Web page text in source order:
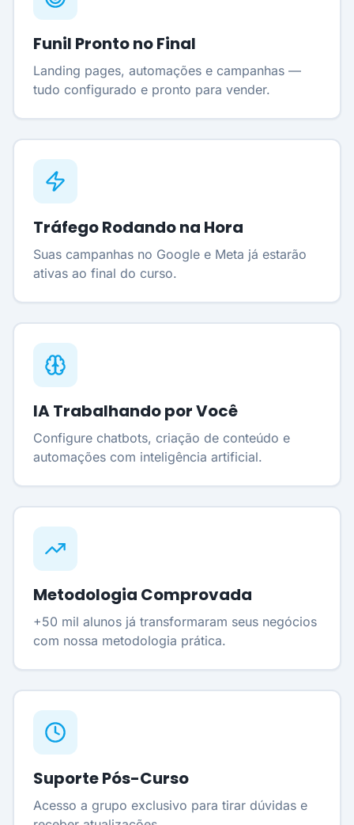
Funil Pronto no Final
Landing pages, automações e campanhas —
tudo configurado e pronto para vender.
Tráfego Rodando na Hora
Suas campanhas no Google e Meta já estarão
ativas ao final do curso.
IA Trabalhando por Você
Configure chatbots, criação de conteúdo e
automações com inteligência artificial.
Metodologia Comprovada
+50 mil alunos já transformaram seus negócios
com nossa metodologia prática.
Suporte Pós-Curso
Acesso a grupo exclusivo para tirar dúvidas e